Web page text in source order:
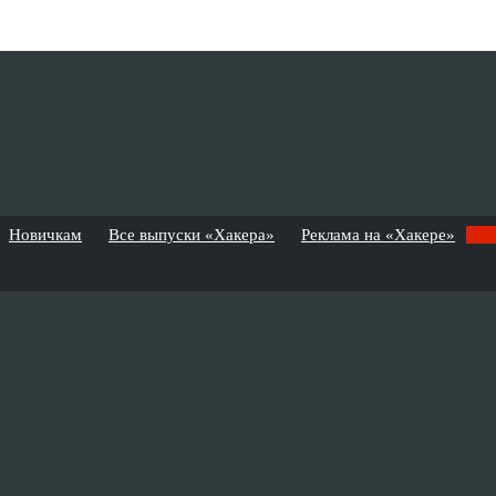
Новичкам Все выпуски «Хакера» Реклама на «Хакере»